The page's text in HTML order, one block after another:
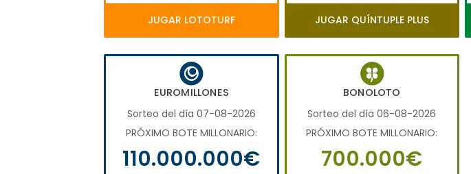
JUGAR LOTOTURF JUGAR QUÍNTUPLE PLUS
EUROMILLONES
Sorteo del día 07-08-2026
PRÓXIMO BOTE MILLONARIO:
110.000.000€
BONOLOTO
Sorteo del día 06-08-2026
PRÓXIMO BOTE MILLONARIO:
700.000€